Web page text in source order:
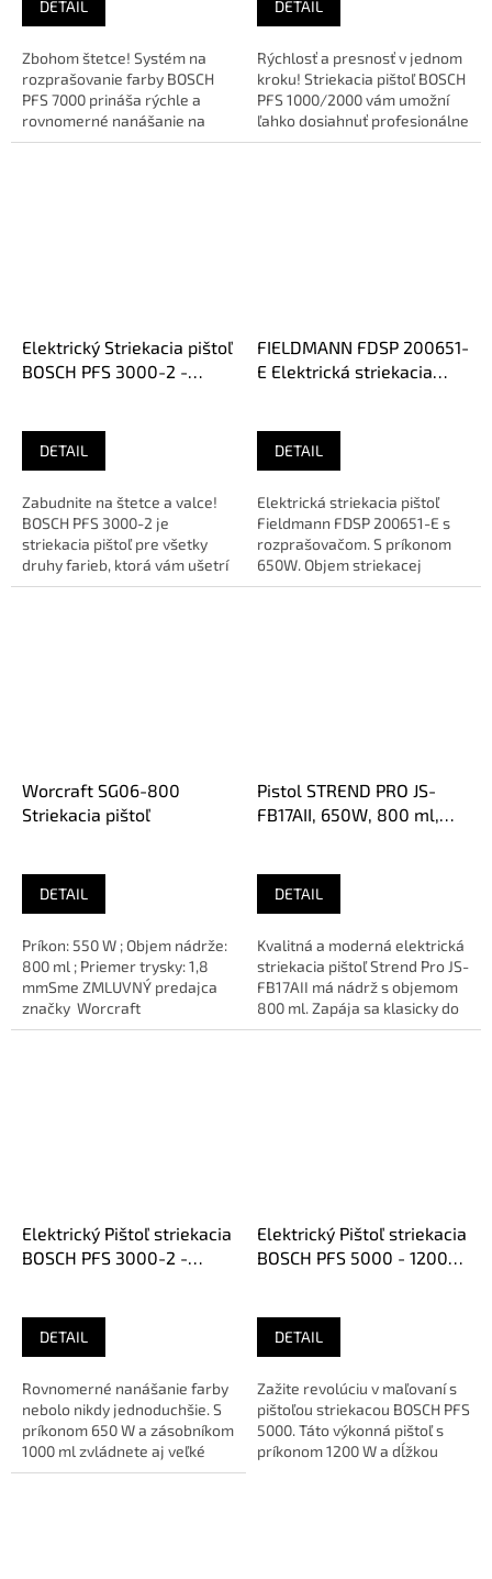
DETAIL
Zbohom štetce! Systém na
rozprašovanie farby BOSCH
PFS 7000 prináša rýchle a
rovnomerné nanášanie na
textúrované povrchy a rohy.
DETAIL
Rýchlosť a presnosť v jednom
kroku! Striekacia pištoľ BOSCH
PFS 1000/2000 vám umožní
ľahko dosiahnuť profesionálne
výsledky na dreve aj...
Elektrický Striekacia pištoľ
BOSCH PFS 3000-2 -
DETAIL
Zabudnite na štetce a valce!
BOSCH PFS 3000-2 je
striekacia pištoľ pre všetky
druhy farieb, ktorá vám ušetrí
čas a námahu. Vďaka
FIELDMANN FDSP 200651-
E Elektrická striekacia
DETAIL
Elektrická striekacia pištoľ
Fieldmann FDSP 200651-E s
rozprašovačom. S príkonom
650W. Objem striekacej
nádoby je 800ml, s dĺžkou...
Worcraft SG06-800
Striekacia pištoľ
DETAIL
Príkon: 550 W ; Objem nádrže:
800 ml ; Priemer trysky: 1,8
mmSme ZMLUVNÝ predajca
značky Worcraft
Pistol STREND PRO JS-
FB17AII, 650W, 800 ml,
DETAIL
Kvalitná a moderná elektrická
striekacia pištoľ Strend Pro JS-
FB17AII má nádrž s objemom
800 ml. Zapája sa klasicky do
siete s napätím...
Elektrický Pištoľ striekacia
BOSCH PFS 3000-2 -
DETAIL
Rovnomerné nanášanie farby
nebolo nikdy jednoduchšie. S
príkonom 650 W a zásobníkom
1000 ml zvládnete aj veľké
projekty bez námahy.🔹...
Elektrický Pištoľ striekacia
BOSCH PFS 5000 - 1200W,
DETAIL
Zažite revolúciu v maľovaní s
pištoľou striekacou BOSCH PFS
5000. Táto výkonná pištoľ s
príkonom 1200 W a dĺžkou